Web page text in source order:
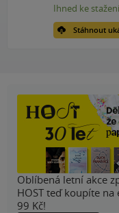
Stáhnout
Ihned ke stažení
Oblíbená letní akce
HOST teď koupíte
99 Kč!